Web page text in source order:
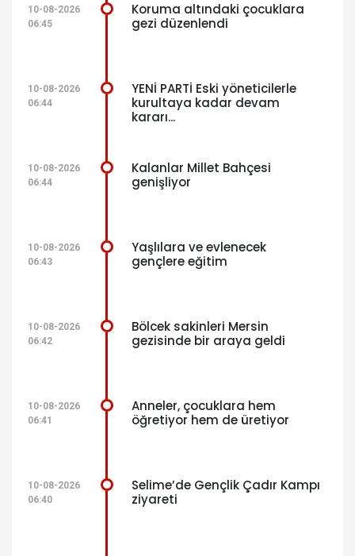
10-08-2026
06:45
Koruma altındaki çocuklara
gezi düzenlendi
10-08-2026
06:44
YENİ PARTİ Eski yöneticilerle
kurultaya kadar devam
kararı...
10-08-2026
06:44
Kalanlar Millet Bahçesi
genişliyor
10-08-2026
06:43
Yaşlılara ve evlenecek
gençlere eğitim
10-08-2026
06:42
Bölcek sakinleri Mersin
gezisinde bir araya geldi
10-08-2026
06:41
Anneler, çocuklara hem
öğretiyor hem de üretiyor
10-08-2026
06:40
Selime’de Gençlik Çadır Kampı
ziyareti